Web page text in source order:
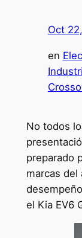
Oct
en
No todos
preparado
marcas
el Kia EV6